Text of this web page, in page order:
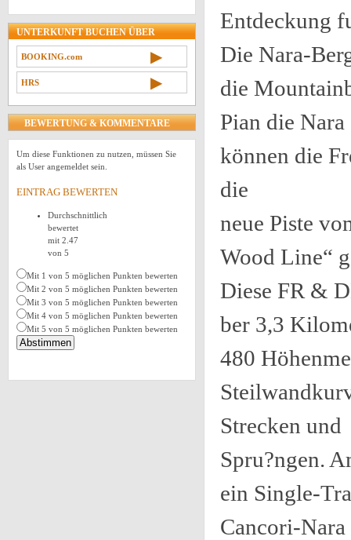
UNTERKUNFT BUCHEN ÜBER
BOOKING.com ▶
HRS ▶
BEWERTUNG & KOMMENTARE
Um diese Funktionen zu nutzen, müssen Sie
als User angemeldet sein.
EINTRAG BEWERTEN
Durchschnittlich
bewertet
mit 2.47
von 5
Mit 1 von 5 möglichen Punkten bewerten
Mit 2 von 5 möglichen Punkten bewerten
Mit 3 von 5 möglichen Punkten bewerten
Mit 4 von 5 möglichen Punkten bewerten
Mit 5 von 5 möglichen Punkten bewerten
Entdeckung
Die Nara-
die
Pian die
können die
die
neue Piste
Wood Line“
Diese FR &
ber 3,3
480
Strecken und
Spru?ngen.
ein Single-
Cancori-